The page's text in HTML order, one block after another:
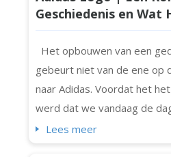
Geschiedenis en Wat
Maakt
Het opbouwen van een
gebeurt niet van de ene op
naar Adidas. Voordat het
werd dat we vandaag de
bescheiden begin en een
Lees meer